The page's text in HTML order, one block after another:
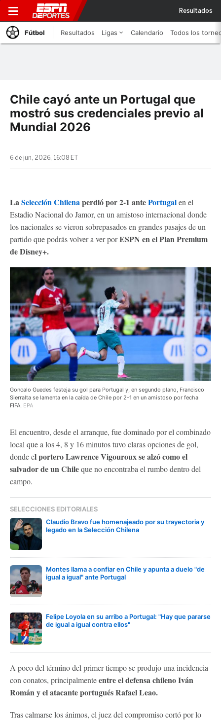
Resultados
Fútbol Resultados Ligas Calendario Todos los
Chile cayó ante un Portugal que
mostró sus credenciales previo al
Mundial 2026
6 de jun, 2026, 16:08 ET
LaSelección Chilenaperdió por 2-1 antePortugalen el
Estadio Nacional do Jamor, en un amistoso internacional donde
los nacionales se vieron sobrepasados en grandes pasajes de un
partido que podrás volver a ver porESPN en el Plan Premium
de Disney+.
Goncalo Guedes festeja su gol para Portugal y, en segundo plano, Francisco
Sierralta se lamenta en la caída de Chile por 2-1 en un amistoso por fecha
FIFA. EPA
El encuentro, desde el arranque, fue dominado por el combinado
local que a los 4, 8 y 16 minutos tuvo claras opciones de gol,
donde el portero Lawrence Vigouroux se alzó como el
salvador de un Chileque no encontraba el rumbo dentro del
campo.
SELECCIONES EDITORIALES
Claudio Bravo fue homenajeado por su trayectoria y
legado en la Selección Chilena
Montes llama a confiar en Chile y apunta a duelo "de
igual a igual" ante Portugal
Felipe Loyola en su arribo a Portugal: "Hay que pararse
de igual a igual contra ellos"
A poco del término del primer tiempo se produjo una incidencia
con conatos, principalmenteentre el defensa chileno Iván
Román y el atacante portugués Rafael Leao.
Tras calmarse los ánimos, el juez del compromiso cortó por lo